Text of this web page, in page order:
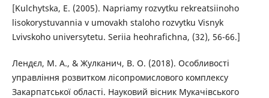
[Kulchytska, E. (2005). Napriamy rozvytku rekreatsiinoho
lisokorystuvannia v umovakh staloho rozvytku Visnyk
Lvivskoho universytetu. Seriia heohrafichna, (32), 56-66.]
Лендєл, М. А., & Жулканич, В. О. (2018). Особливості
управління розвитком лісопромислового комплексу
Закарпатської області. Науковий вісник Мукачівського